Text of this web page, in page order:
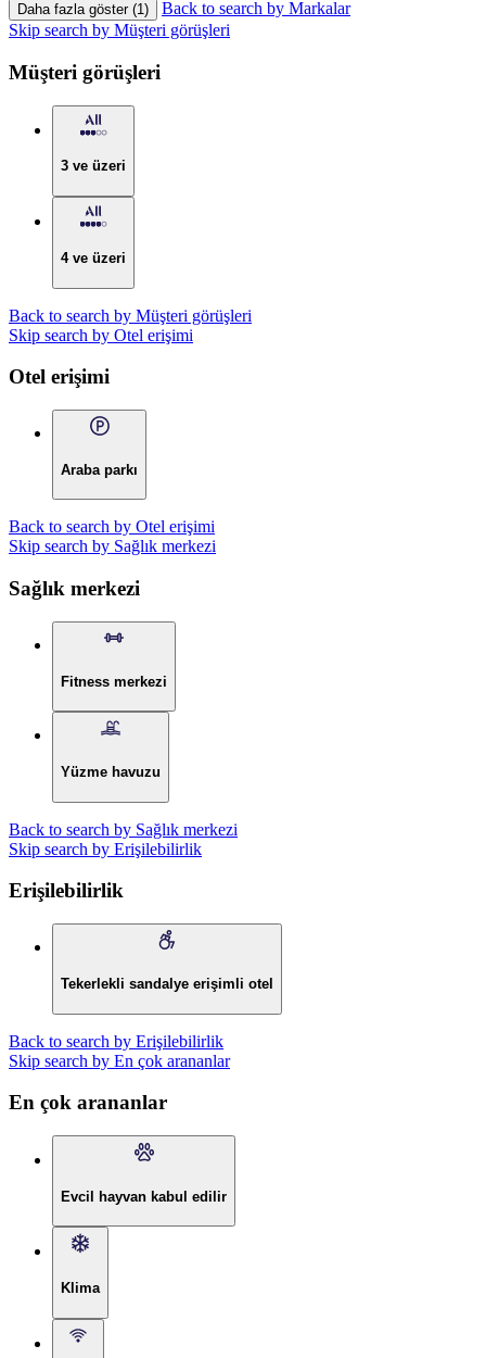
Daha fazla göster (1)
Back to search by Markalar
Skip search by Müşteri görüşleri
Müşteri görüşleri
3 ve üzeri
4 ve üzeri
Back to search by Müşteri görüşleri
Skip search by Otel erişimi
Otel erişimi
Araba parkı
Back to search by Otel erişimi
Skip search by Sağlık merkezi
Sağlık merkezi
Fitness merkezi
Yüzme havuzu
Back to search by Sağlık merkezi
Skip search by Erişilebilirlik
Erişilebilirlik
Tekerlekli sandalye erişimli otel
Back to search by Erişilebilirlik
Skip search by En çok arananlar
En çok arananlar
Evcil hayvan kabul edilir
Klima